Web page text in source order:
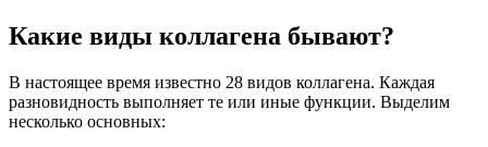
Какие виды коллагена бывают?
В настоящее время известно 28 видов коллагена. Каждая
разновидность выполняет те или иные функции. Выделим
несколько основных: